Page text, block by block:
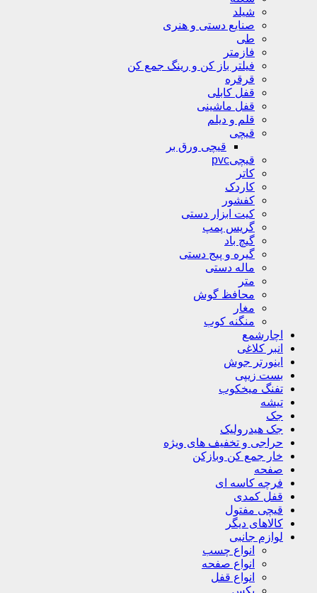
شیلد
صنایع دستی و هنری
طی
فازمتر
فیلتر باز کن و رینگ جمع کن
قرقره
قفل کابلی
قفل ماشینی
قلم و دیلم
قیچی
قیچی ورق بر
قیچیpvc
کاتر
کاردک
کفشور
کیت ابزار دستی
گریس پمپ
گیچ باد
گیره و پیج دستی
ماله دستی
متر
محافظ گوش
مغار
منگنه کوب
اچارشمع
انبر کلاغی
اینورتر جوش
بست زیپی
تفنگ میخکوب
تیشه
جک
جک هیدرولیک
حراجی و تخفیف های ویژه
خار جمع کن وبازکن
صفحه
فرچه کاسه ای
قفل کمدی
قیچی مفتول
کالاهای دیگر
لوازم جانبی
انواع چسب
انواع صفحه
انواع قفل